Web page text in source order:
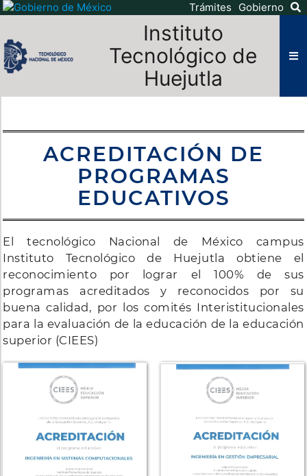
Trámites Gobierno
Instituto
Tecnológico de
Huejutla
ACREDITACIÓN DE
PROGRAMAS
EDUCATIVOS
El tecnológico Nacional de México campus
Instituto Tecnológico de Huejutla obtiene el
reconocimiento por lograr el 100% de sus
programas acreditados y reconocidos por su
buena calidad, por los comités Interistitucionales
para la evaluación de la educación de la educación
superior (CIEES)